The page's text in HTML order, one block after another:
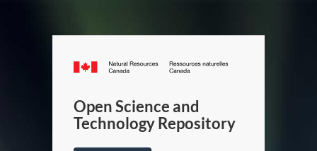
Canada.ca
/
Canada
Open Science and
Technology Repository